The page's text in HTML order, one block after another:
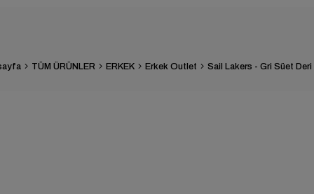
TÜM ÜRÜNLER ERKEK Erkek Outlet